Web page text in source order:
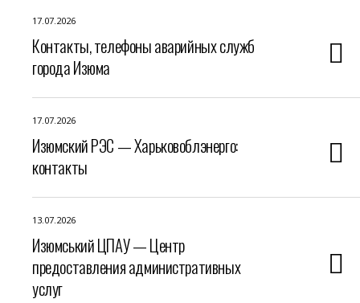
17.07.2026
Контакты, телефоны аварийных служб
города Изюма
17.07.2026
Изюмский РЭС — Харьковоблэнерго:
контакты
13.07.2026
Изюмський ЦПАУ — Центр
предоставления административных
услуг